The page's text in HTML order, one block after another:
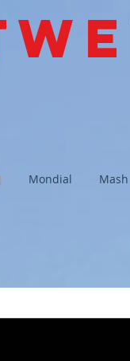
Mondial Mash